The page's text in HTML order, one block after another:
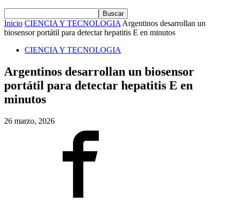
Inicio CIENCIA Y TECNOLOGIA Argentinos desarrollan un
biosensor portátil para detectar hepatitis E en minutos
CIENCIA Y TECNOLOGIA
Argentinos desarrollan un biosensor
portátil para detectar hepatitis E en
minutos
26 marzo, 2026